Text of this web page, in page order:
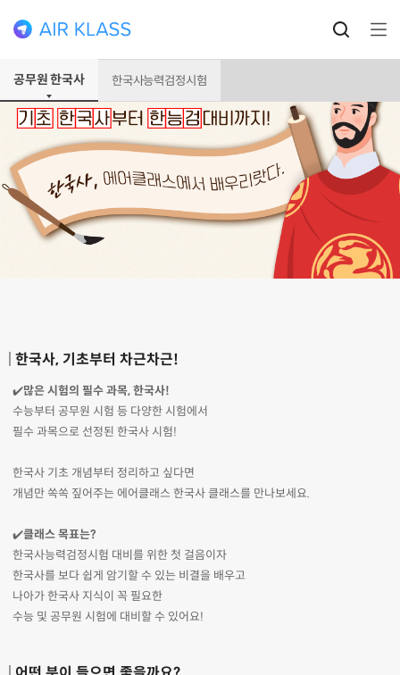
공무원 한국사 한국사능력검정시험
한국사, 기초부터 차근차근!
✔️많은 시험의 필수 과목, 한국사!
수능부터 공무원 시험 등 다양한 시험에서
필수 과목으로 선정된 한국사 시험!
한국사 기초 개념부터 정리하고 싶다면
개념만 쏙쏙 짚어주는 에어클래스 한국사 클래스를 만나보세요.
✔️클래스 목표는?
한국사능력검정시험 대비를 위한 첫 걸음이자
한국사를 보다 쉽게 암기할 수 있는 비결을 배우고
나아가 한국사 지식이 꼭 필요한
수능 및 공무원 시험에 대비할 수 있어요!